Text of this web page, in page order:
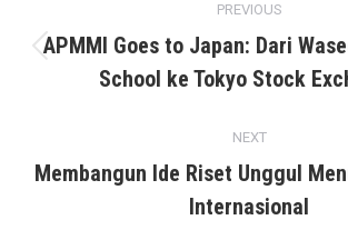
navigation
PREVIOUS
Previous
post:
APMMI Goes to Japan: Dari
School ke Tokyo Stock
NEXT
Next
post:
Membangun Ide Riset Unggul
Internasional